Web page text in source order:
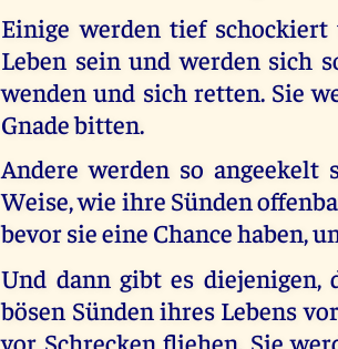
Einige werden tief
Leben sein und werden sich
wenden und sich retten. Sie
Gnade bitten.
Andere werden so
Weise, wie ihre Sünden
bevor sie eine Chance haben,
Und dann gibt es diejenigen,
bösen Sünden ihres Lebens
vor Schrecken fliehen. Sie